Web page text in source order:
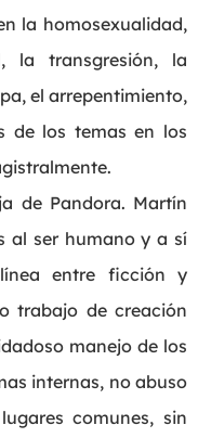
la homosexualidad,
la transgresión, la
el arrepentimiento,
de los temas en los
de Pandora. Martín
al ser humano y a sí
entre ficción y
trabajo de creación
manejo de los
internas, no abuso
comunes, sin